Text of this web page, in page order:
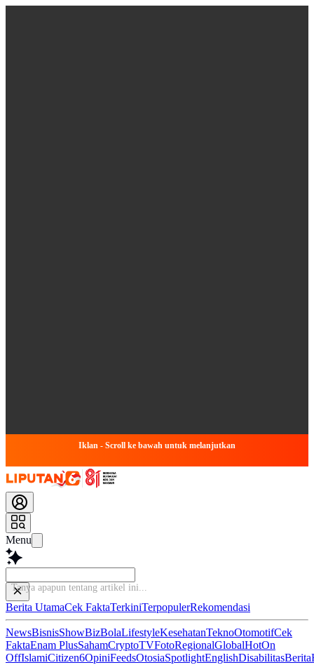
Iklan - Scroll ke bawah untuk melanjutkan
Menu
Bac
Berita UtamaCek FaktaTerkiniTerpopulerRekomendasi
NewsBisnisShowBizBolaLifestyleKesehatanTeknoOtomotifCek
FaktaEnam PlusSahamCryptoTVFotoRegionalGlobalHotOn
OffIslamiCitizen6OpiniFeedsOtosiaSpotlightEnglishDisabilitasBerita